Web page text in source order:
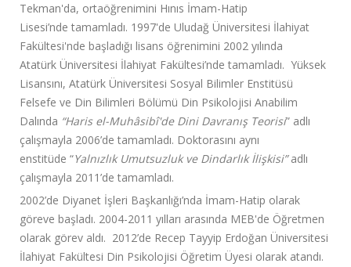
Tekman'da, ortaöğrenimini Hınıs İmam-Hatip
Lisesi’nde tamamladı. 1997'de Uludağ Üniversitesi İlahiyat
Fakültesi'nde başladığı lisans öğrenimini 2002 yılında
Atatürk Üniversitesi İlahiyat Fakültesi’nde tamamladı. Yüksek
Lisansını, Atatürk Üniversitesi Sosyal Bilimler Enstitüsü
Felsefe ve Din Bilimleri Bölümü Din Psikolojisi Anabilim
Dalında “Haris el-Muhâsibî'de Dini Davranış Teorisi” adlı
çalışmayla 2006’de tamamladı. Doktorasını aynı
enstitüde “Yalnızlık Umutsuzluk ve Dindarlık İlişkisi”adlı
çalışmayla 2011’de tamamladı.
2002’de Diyanet İşleri Başkanlığı’nda İmam-Hatip olarak
göreve başladı. 2004-2011 yılları arasında MEB'de Öğretmen
olarak görev aldı. 2012’de Recep Tayyip Erdoğan Üniversitesi
İlahiyat Fakültesi Din Psikolojisi Öğretim Üyesi olarak atandı.